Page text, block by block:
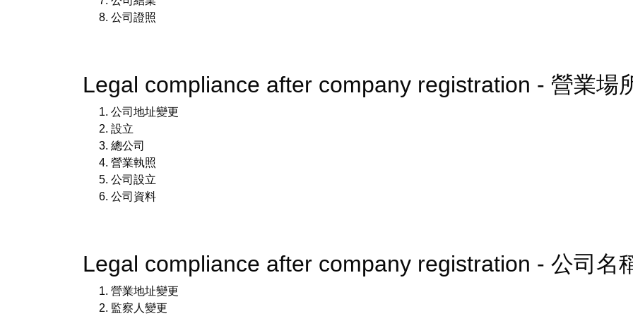
公司證照
Legal compliance after company registration - 營業場
公司地址變更
設立
總公司
營業執照
公司設立
公司資料
Legal compliance after company registration - 公司名
營業地址變更
監察人變更